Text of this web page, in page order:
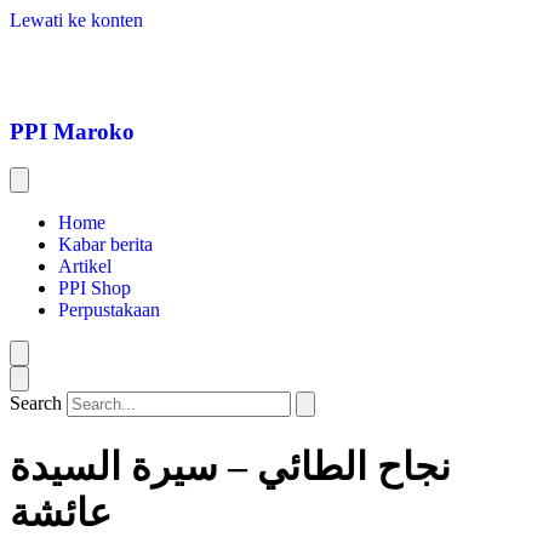
Lewati ke konten
PPI Maroko
Home
Kabar berita
Artikel
PPI Shop
Perpustakaan
Search
نجاح الطائي – سيرة السيدة
عائشة